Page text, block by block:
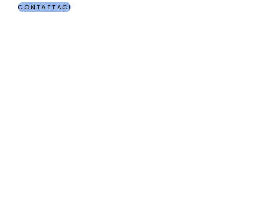
CONTATTACI